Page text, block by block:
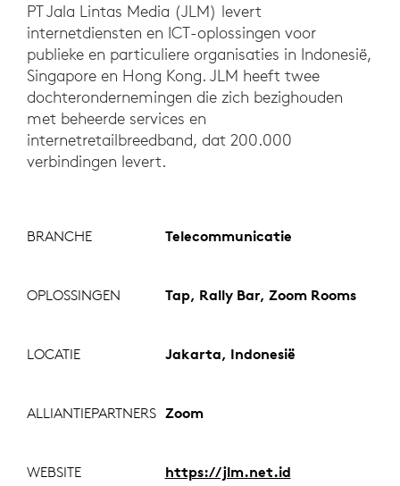
PT Jala Lintas Media (JLM) levert
internetdiensten en ICT-oplossingen voor
publieke en particuliere organisaties in Indonesië,
Singapore en Hong Kong. JLM heeft twee
dochterondernemingen die zich bezighouden
met beheerde services en
internetretailbreedband, dat 200.000
verbindingen levert.
BRANCHE Telecommunicatie
OPLOSSINGEN Tap, Rally Bar, Zoom Rooms
LOCATIE Jakarta, Indonesië
ALLIANTIEPARTNERS Zoom
WEBSITE https://jlm.net.id